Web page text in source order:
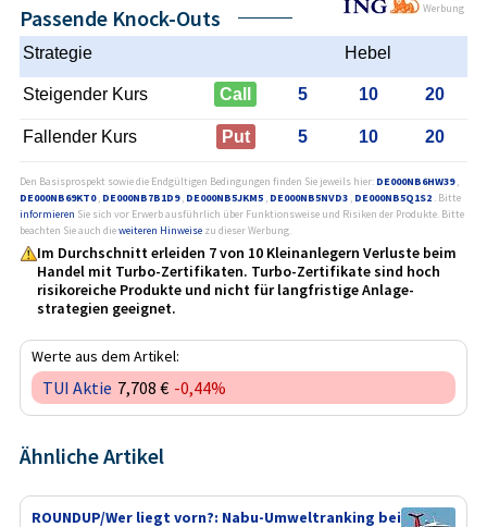
Werbung
Passende Knock-Outs
Strategie Hebel
Steigender Kurs Call 5 10 20
Fallender Kurs Put 5 10 20
Den Basisprospekt sowie die Endgültigen Bedingungen finden Sie jeweils hier: DE000NB6HW39,
DE000NB69KT0, DE000NB7B1D9, DE000NB5JKM5 , DE000NB5NVD3 , DE000NB5Q1S2 . Bitte
informieren Sie sich vor Erwerb ausführlich über Funktionsweise und Risiken der Produkte. Bitte
beachten Sie auch dieweiteren Hinweise zu dieser Werbung.
Im Durchschnitt erleiden 7 von 10 Kleinanlegern Verluste beim
Handel mit Turbo-Zertifikaten. Turbo-Zertifikate sind hoch
risikoreiche Produkte und nicht für langfristige Anlage­
strategien geeignet.
Werte aus dem Artikel:
TUI Aktie 7,708 € -0,44%
Ähnliche Artikel
ROUNDUP/Wer liegt vorn?: Nabu-Umweltranking bei